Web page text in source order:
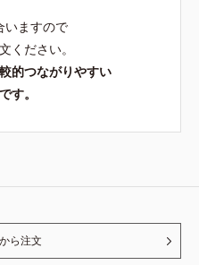
いますので
ください。
的つながりやすい
す。
ら注文